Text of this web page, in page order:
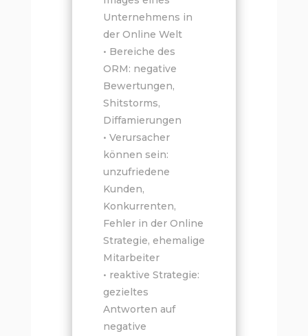
Unternehmens in
der Online Welt
• Bereiche des
ORM: negative
Bewertungen,
Shitstorms,
Diffamierungen
• Verursacher
können sein:
unzufriedene
Kunden,
Konkurrenten,
Fehler in der Online
Strategie, ehemalige
Mitarbeiter
• reaktive Strategie:
gezieltes
Antworten auf
negative